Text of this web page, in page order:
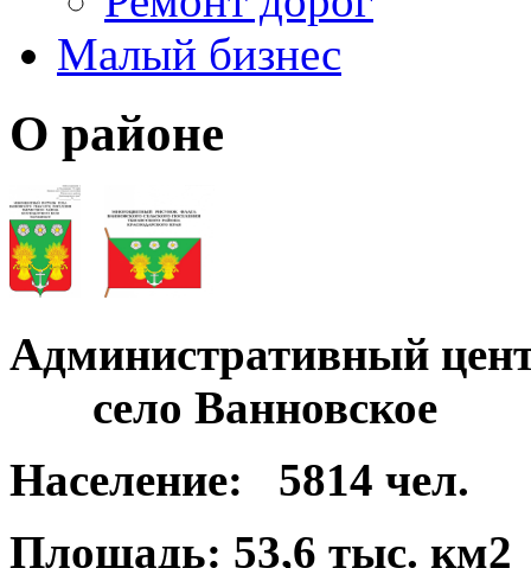
Малый бизнес
О районе
Административный
село Ванновское
Население:
5814 чел.
Площадь: 53,6 тыс. км2